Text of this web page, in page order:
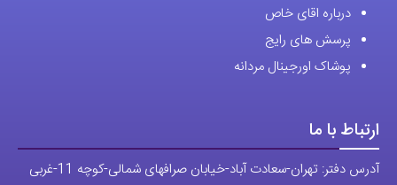
درباره اقای خاص
پرسش های رایج
پوشاک اورجینال مردانه
ارتباط با ما
آدرس دفتر: تهران-سعادت آباد-خیابان صرافهای شمالی-کوچه 11-غربی